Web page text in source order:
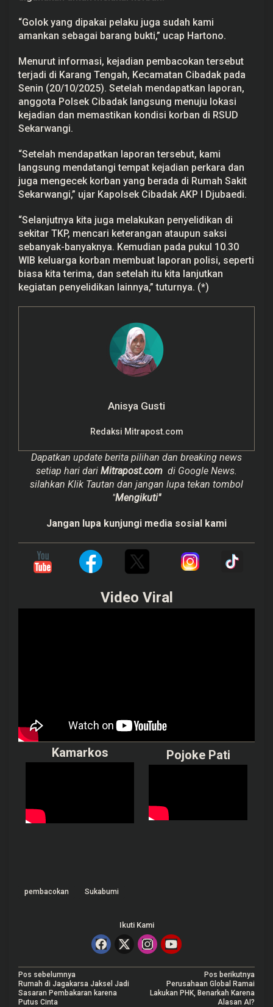
“Golok yang dipakai pelaku juga sudah kami
amankan sebagai barang bukti,” ucap Hartono.
Menurut informasi, kejadian pembacokan tersebut
terjadi di Karang Tengah, Kecamatan Cibadak pada
Senin (20/10/2025). Setelah mendapatkan laporan,
anggota Polsek Cibadak langsung menuju lokasi
kejadian dan memastikan kondisi korban di RSUD
Sekarwangi.
“Setelah mendapatkan laporan tersebut, kami
langsung mendatangi tempat kejadian perkara dan
juga mengecek korban yang berada di Rumah Sakit
Sekarwangi,” ujar Kapolsek Cibadak AKP I Djubaedi.
“Selanjutnya kita juga melakukan penyelidikan di
sekitar TKP, mencari keterangan ataupun saksi
sebanyak-banyaknya. Kemudian pada pukul 10.30
WIB keluarga korban membuat laporan polisi, seperti
biasa kita terima, dan setelah itu kita lanjutkan
kegiatan penyelidikan lainnya,” tuturnya. (*)
Anisya Gusti
Redaksi Mitrapost.com
Dapatkan update berita pilihan dan breaking news
setiap hari dari Mitrapost.com di Google News.
silahkan Klik Tautan dan jangan lupa tekan tombol
"Mengikuti"
Jangan lupa kunjungi media sosial kami
Video Viral
Kamarkos Pojoke Pati
pembacokan Sukabumi
Ikuti Kami
N
a
Pos sebelumnya
Rumah di Jagakarsa Jaksel Jadi
Sasaran Pembakaran karena
Putus Cinta
Pos berikutnya
Perusahaan Global Ramai
Lakukan PHK, Benarkah Karena
Alasan AI?